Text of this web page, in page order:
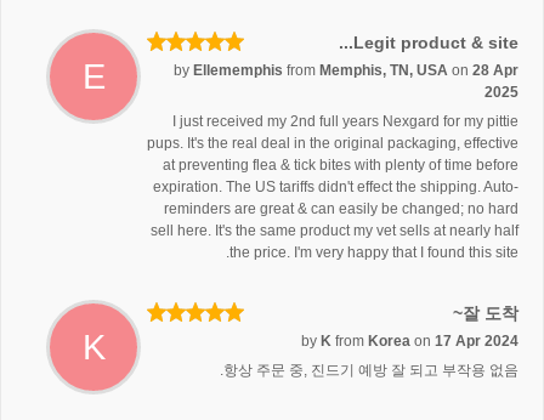
E
Legit product & site...
by Ellememphis from Memphis, TN, USA on 28 Apr
2025
I just received my 2nd full years Nexgard for my pittie
pups. It's the real deal in the original packaging, effective
at preventing flea & tick bites with plenty of time before
expiration. The US tariffs didn't effect the shipping. Auto-
reminders are great & can easily be changed; no hard
sell here. It's the same product my vet sells at nearly half
the price. I'm very happy that I found this site.
K
잘 도착~
by K from Korea on 17 Apr 2024
항상 주문 중, 진드기 예방 잘 되고 부작용 없음.